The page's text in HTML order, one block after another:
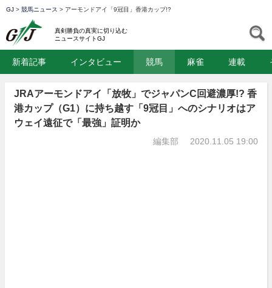
GJ > 競馬ニュース > アーモンドアイ「9冠目」香港カップ!?
真剣勝負の真実に切り込む
ニュースサイトGJ
新着記事 インタビュー 競馬 麻雀 連載
JRAアーモンドアイ「放牧」でジャパンC回避濃厚!? 香
港カップ（G1）に持ち越す「9冠目」へのシナリオはア
ウェイ遠征で「最強」証明か
編集部 2020.11.05 19:00